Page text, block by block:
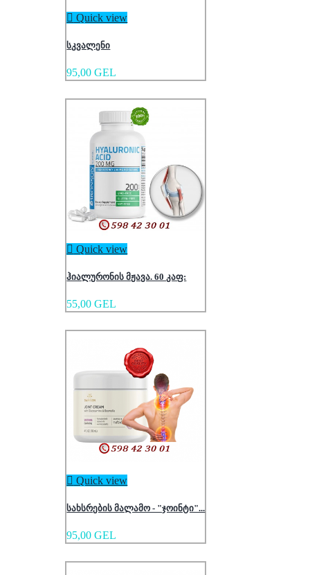
 Quick view
სკვალენი
95,00 GEL
 Quick view
ჰიალურონის მჟავა. 60 კაფ:
55,00 GEL
 Quick view
სახსრების მალამო - "ჯოინტი"...
95,00 GEL